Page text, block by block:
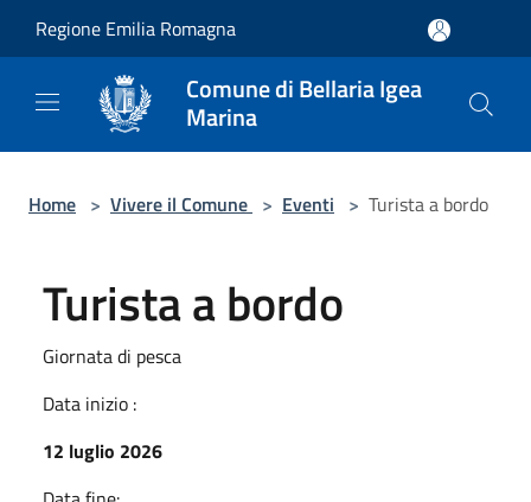
Regione Emilia Romagna
Comune di Bellaria Igea
Marina
Home > Vivere il Comune > Eventi > Turista a bordo
Turista a bordo
Giornata di pesca
Data inizio :
12 luglio 2026